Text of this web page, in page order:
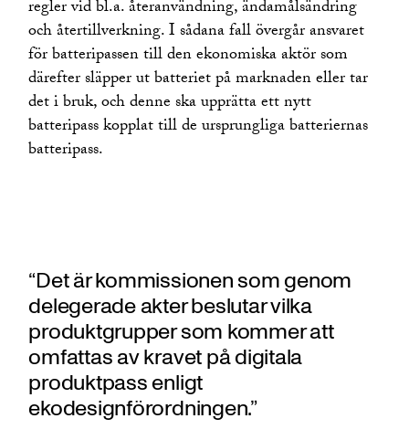
regler vid bl.a. återanvändning, ändamålsändring
och återtillverkning. I sådana fall övergår ansvaret
för batteripassen till den ekonomiska aktör som
därefter släpper ut batteriet på marknaden eller tar
det i bruk, och denne ska upprätta ett nytt
batteripass kopplat till de ursprungliga batteriernas
batteripass.
“Det är kommissionen som genom
delegerade akter beslutar vilka
produktgrupper som kommer att
omfattas av kravet på digitala
produktpass enligt
ekodesignförordningen.”